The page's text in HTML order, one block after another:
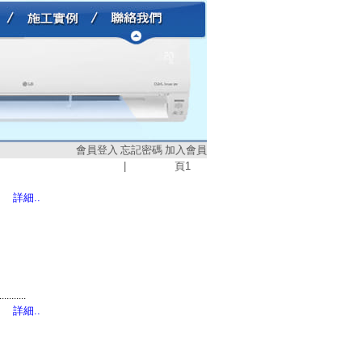
會員登入 忘記密碼 加入會員
頁1
詳細..
詳細..